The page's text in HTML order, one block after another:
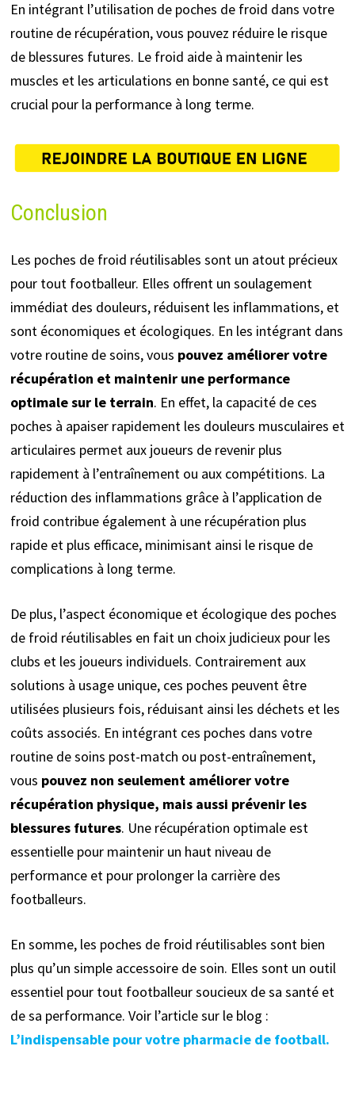
En intégrant l’utilisation de poches de froid dans votre
routine de récupération, vous pouvez réduire le risque
de blessures futures. Le froid aide à maintenir les
muscles et les articulations en bonne santé, ce qui est
crucial pour la performance à long terme.
Conclusion
Les poches de froid réutilisables sont un atout précieux
pour tout footballeur. Elles offrent un soulagement
immédiat des douleurs, réduisent les inflammations, et
sont économiques et écologiques. En les intégrant dans
votre routine de soins, vous pouvez améliorer votre
récupération et maintenir une performance
optimale sur le terrain. En effet, la capacité de ces
poches à apaiser rapidement les douleurs musculaires et
articulaires permet aux joueurs de revenir plus
rapidement à l’entraînement ou aux compétitions. La
réduction des inflammations grâce à l’application de
froid contribue également à une récupération plus
rapide et plus efficace, minimisant ainsi le risque de
complications à long terme.
De plus, l’aspect économique et écologique des poches
de froid réutilisables en fait un choix judicieux pour les
clubs et les joueurs individuels. Contrairement aux
solutions à usage unique, ces poches peuvent être
utilisées plusieurs fois, réduisant ainsi les déchets et les
coûts associés. En intégrant ces poches dans votre
routine de soins post-match ou post-entraînement,
vous pouvez non seulement améliorer votre
récupération physique, mais aussi prévenir les
blessures futures. Une récupération optimale est
essentielle pour maintenir un haut niveau de
performance et pour prolonger la carrière des
footballeurs.
En somme, les poches de froid réutilisables sont bien
plus qu’un simple accessoire de soin. Elles sont un outil
essentiel pour tout footballeur soucieux de sa santé et
de sa performance. Voir l’article sur le blog :
L’indispensable pour votre pharmacie de football.